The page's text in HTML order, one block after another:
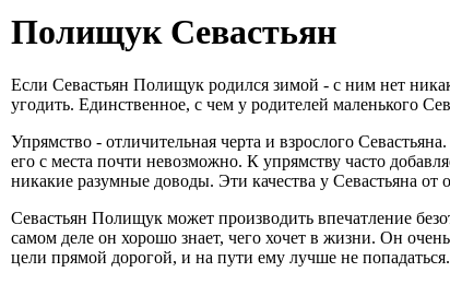
Полищук Севастьян
Если Севастьян Полищук родился зимой - с ним нет
угодить. Единственное, с чем у родителей маленького
Упрямство - отличительная черта и взрослого
его с места почти невозможно. К упрямству часто
никакие разумные доводы. Эти качества у Севастьяна от
Севастьян Полищук может производить впечатление
самом деле он хорошо знает, чего хочет в жизни. Он
цели прямой дорогой, и на пути ему лучше не попадаться.